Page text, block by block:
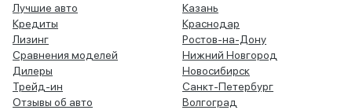
Лучшие авто
Кредиты
Лизинг
Сравнения моделей
Дилеры
Трейд-ин
Отзывы об авто
Казань
Краснодар
Ростов-на-Дону
Нижний Новгород
Новосибирск
Санкт-Петербург
Волгоград